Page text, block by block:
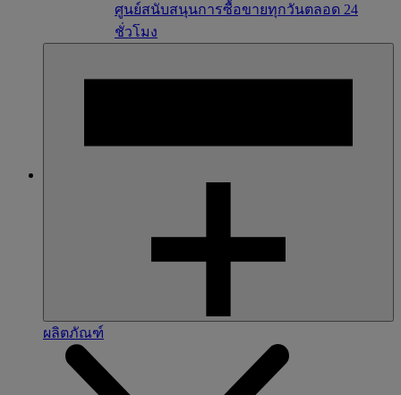
ศูนย์สนับสนุนการซื้อขายทุกวันตลอด 24
ชั่วโมง
ผลิตภัณฑ์